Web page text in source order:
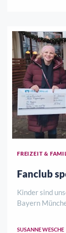
FREIZEIT &
Fanclub
Kinder sind
Bayern München
SUSANNE WESCHE